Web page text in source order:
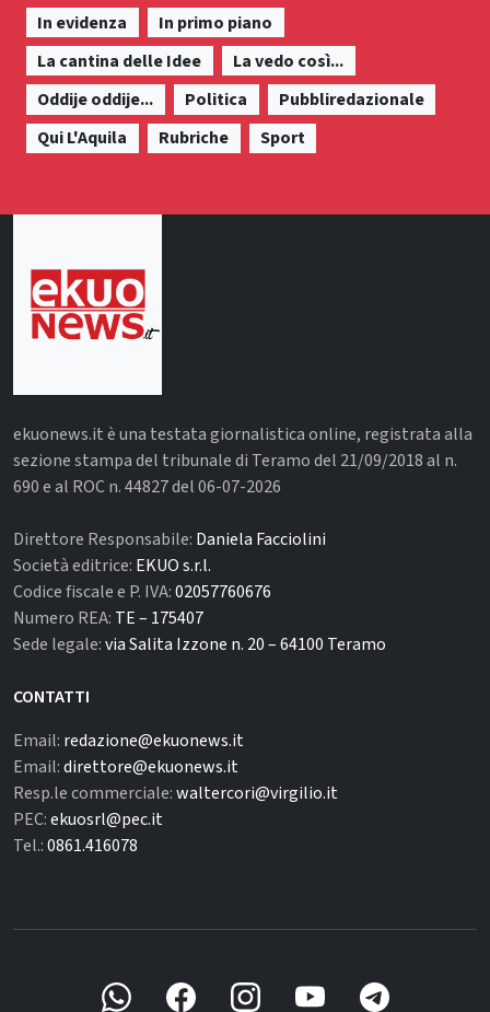
In evidenza
In primo piano
La cantina delle Idee
La vedo così...
Oddije oddije...
Politica
Pubbliredazionale
Qui L'Aquila
Rubriche Sport
ekuonews.it è una testata giornalistica online, registrata alla
sezione stampa del tribunale di Teramo del 21/09/2018 al n.
690 e al ROC n. 44827 del 06-07-2026
Direttore Responsabile: Daniela Facciolini
Società editrice: EKUO s.r.l.
Codice fiscale e P. IVA:02057760676
Numero REA: TE – 175407
Sede legale:via Salita Izzone n. 20 – 64100 Teramo
CONTATTI
Email: redazione@ekuonews.it
Email:direttore@ekuonews.it
Resp.le commerciale:waltercori@virgilio.it
PEC:ekuosrl@pec.it
Tel.:0861.416078